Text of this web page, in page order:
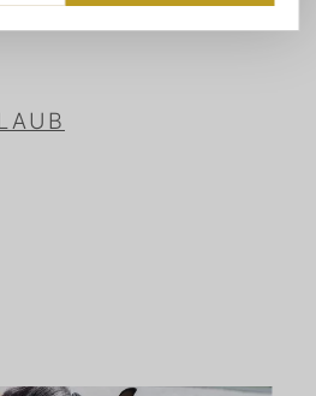
Reitstunden